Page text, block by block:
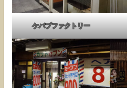
ケバブファクトリー